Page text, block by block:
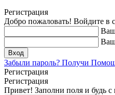
Регистрация
Добро пожаловать! Войдите в
Забыли пароль? Получи
Регистрация
Регистрация
Привет! Заполни поля и будь с